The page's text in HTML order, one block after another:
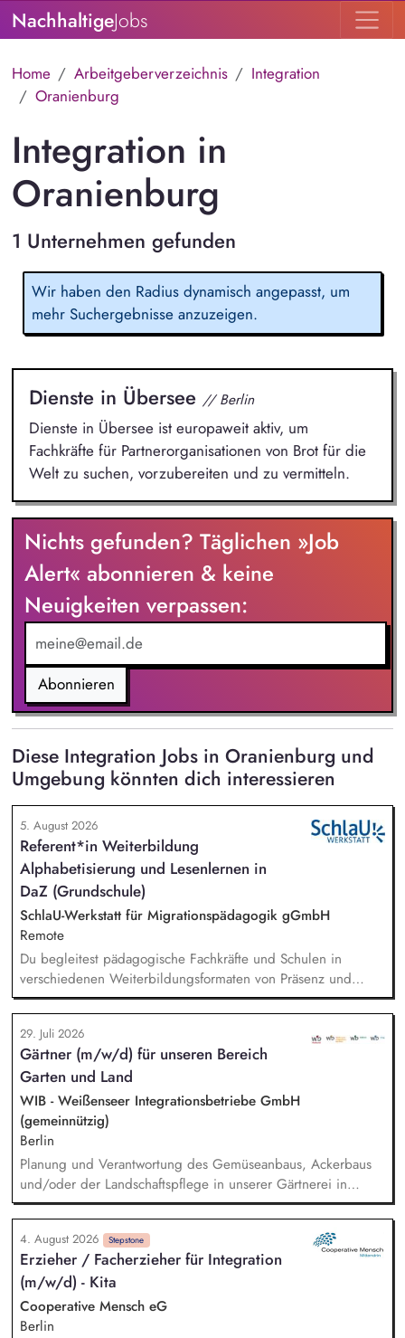
NachhaltigeJobs
Home Arbeitgeberverzeichnis
Integration
Oranienburg
Integration in
Oranienburg
1 Unternehmen gefunden
Wir haben den Radius dynamisch angepasst, um
mehr Suchergebnisse anzuzeigen.
Dienste in Übersee // Berlin
Dienste in Übersee ist europaweit aktiv, um
Fachkräfte für Partnerorganisationen von Brot für die
Welt zu suchen, vorzubereiten und zu vermitteln.
Nichts gefunden? Täglichen »Job
Alert« abonnieren & keine
Neuigkeiten verpassen:
Abonnieren
Diese Integration Jobs in Oranienburg und
Umgebung könnten dich interessieren
5. August 2026
Referent*in Weiterbildung
Alphabetisierung und Lesenlernen in
DaZ (Grundschule)
SchlaU-Werkstatt für Migrationspädagogik gGmbH
Remote
Du begleitest pädagogische Fachkräfte und Schulen in
verschiedenen Weiterbildungsformaten von Präsenz und
Online-Workshops bis hin zu pädogischen Tagen und erstellst
Online-Selbstlernkurse für unsere Plattform schlau-lernen.org.
Die inhaltlichen Schwerpunkte liegen dabei auf den
Bereichen Lesen lernen, Mehrsprachigkeitsbewusstsein und
Alphabetisierung in der Grundschule.
29. Juli 2026
Gärtner (m/w/d) für unseren Bereich
Garten und Land
WIB - Weißenseer Integrationsbetriebe GmbH
(gemeinnützig)
Berlin
Planung und Verantwortung des Gemüseanbaus, Ackerbaus
und/oder der Landschaftspflege in unserer Gärtnerei in
Berlin-Malchow, Umsetzung eines zertifizierten Bio-Anbaus,
fachliche Anleitung und Unterstützung der Teilnehmenden
und Beschäftigten, Organisation der Arbeitsabläufe und einer
zweckmäßigen Arbeitsplatzgestaltung, Überwachung der
Einhaltung von Gesundheits-, Arbeitsschutz- und
Unfallverhütungsvorschriften.
4. August 2026 Stepstone
Erzieher / Facherzieher für Integration
(m/w/d) - Kita
Cooperative Mensch eG
Berlin